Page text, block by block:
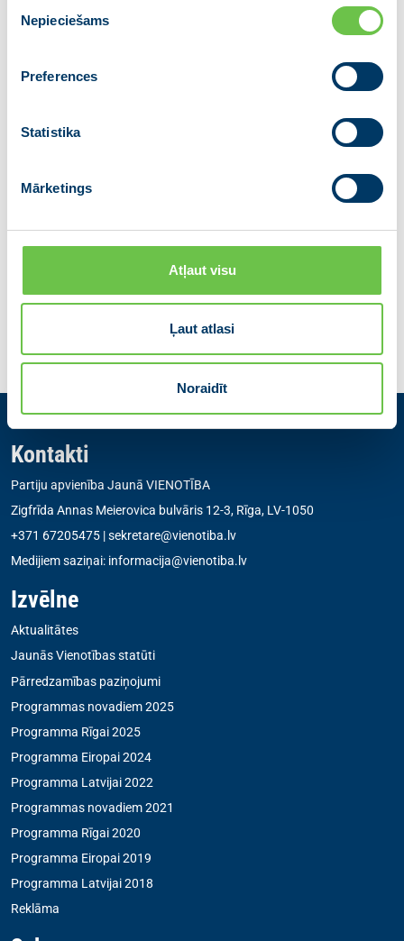
izvēle
Nepieciešams
Preferences
Statistika
Mārketings
Atļaut visu
Ļaut atlasi
Noraidīt
plkst. 16:00, Ministru kabineta telpās ar Latvijas
Bankas prezidentu un atbildīgajiem ministriem
ekonomiku un konkrētu rīcību Latvijas uzņēmēju
Sandris Sabajevs
Tālr.: 67082865
Atgriezties
Kontakti
Partiju apvienība Jaunā VIENOTĪBA
Zigfrīda Annas Meierovica bulvāris 12-3, Rīga, LV-1050
+371 67205475 |sekretare@vienotiba.lv
Medijiem saziņai: informacija@vienotiba.lv
Izvēlne
Aktualitātes
Jaunās Vienotības statūti
Pārredzamības paziņojumi
Programmas novadiem 2025
Programma Rīgai 2025
Programma Eiropai 2024
Programma Latvijai 2022
Programmas novadiem 2021
Programma Rīgai 2020
Programma Eiropai 2019
Programma Latvijai 2018
Reklāma